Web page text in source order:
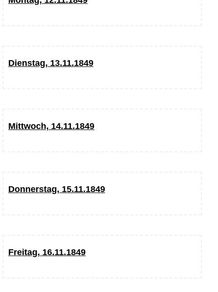
Dienstag, 13.11.1849
Mittwoch, 14.11.1849
Donnerstag, 15.11.1849
Freitag, 16.11.1849